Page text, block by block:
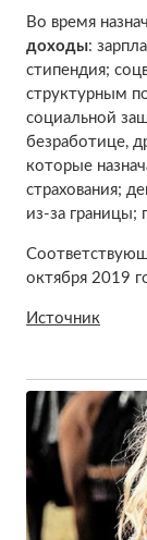
Во время
доходы:
стипендия;
структурным
социальной
безработице,
которые
страхования;
из-за границы;
октября 2019
Источник